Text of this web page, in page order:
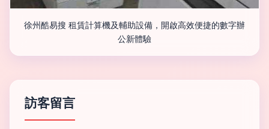
徐州酷易搜 租賃計算機及輔助設備，開啟高效便捷的數字辦
公新體驗
訪客留言